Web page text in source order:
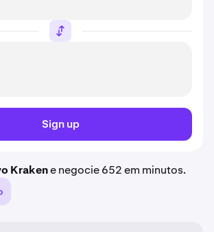
Sign up
Krakene negocie 652 em minutos.